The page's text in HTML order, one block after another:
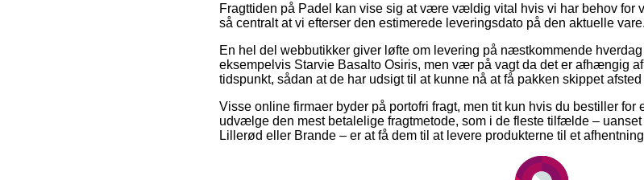
Fragttiden på Padel kan vise sig at være vældig vital hvis vi har behov for
så centralt at vi efterser den estimerede leveringsdato på den aktuelle vare.
En hel del webbutikker giver løfte om levering på næstkommende
eksempelvis Starvie Basalto Osiris, men vær på vagt da det er afhængig
tidspunkt, sådan at de har udsigt til at kunne nå at få pakken skippet
Visse online firmaer byder på portofri fragt, men tit kun hvis du bestiller for
udvælge den mest betalelige fragtmetode, som i de fleste tilfælde –
Lillerød eller Brande – er at få dem til at levere produkterne til et